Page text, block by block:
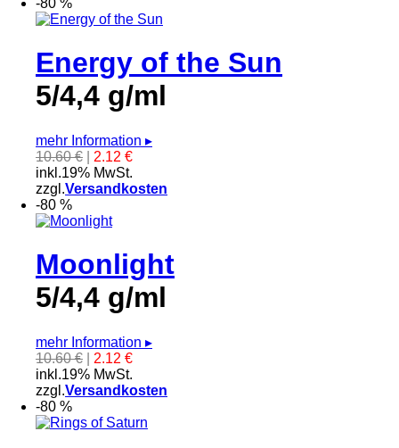
Energy of the Sun
5/4,4 g/ml
mehr Information ▸
10.60 €
2.12 €
inkl.19% MwSt.
zzgl.Versandkosten
-80 %
Moonlight
5/4,4 g/ml
mehr Information ▸
10.60 €
2.12 €
inkl.19% MwSt.
zzgl.Versandkosten
-80 %